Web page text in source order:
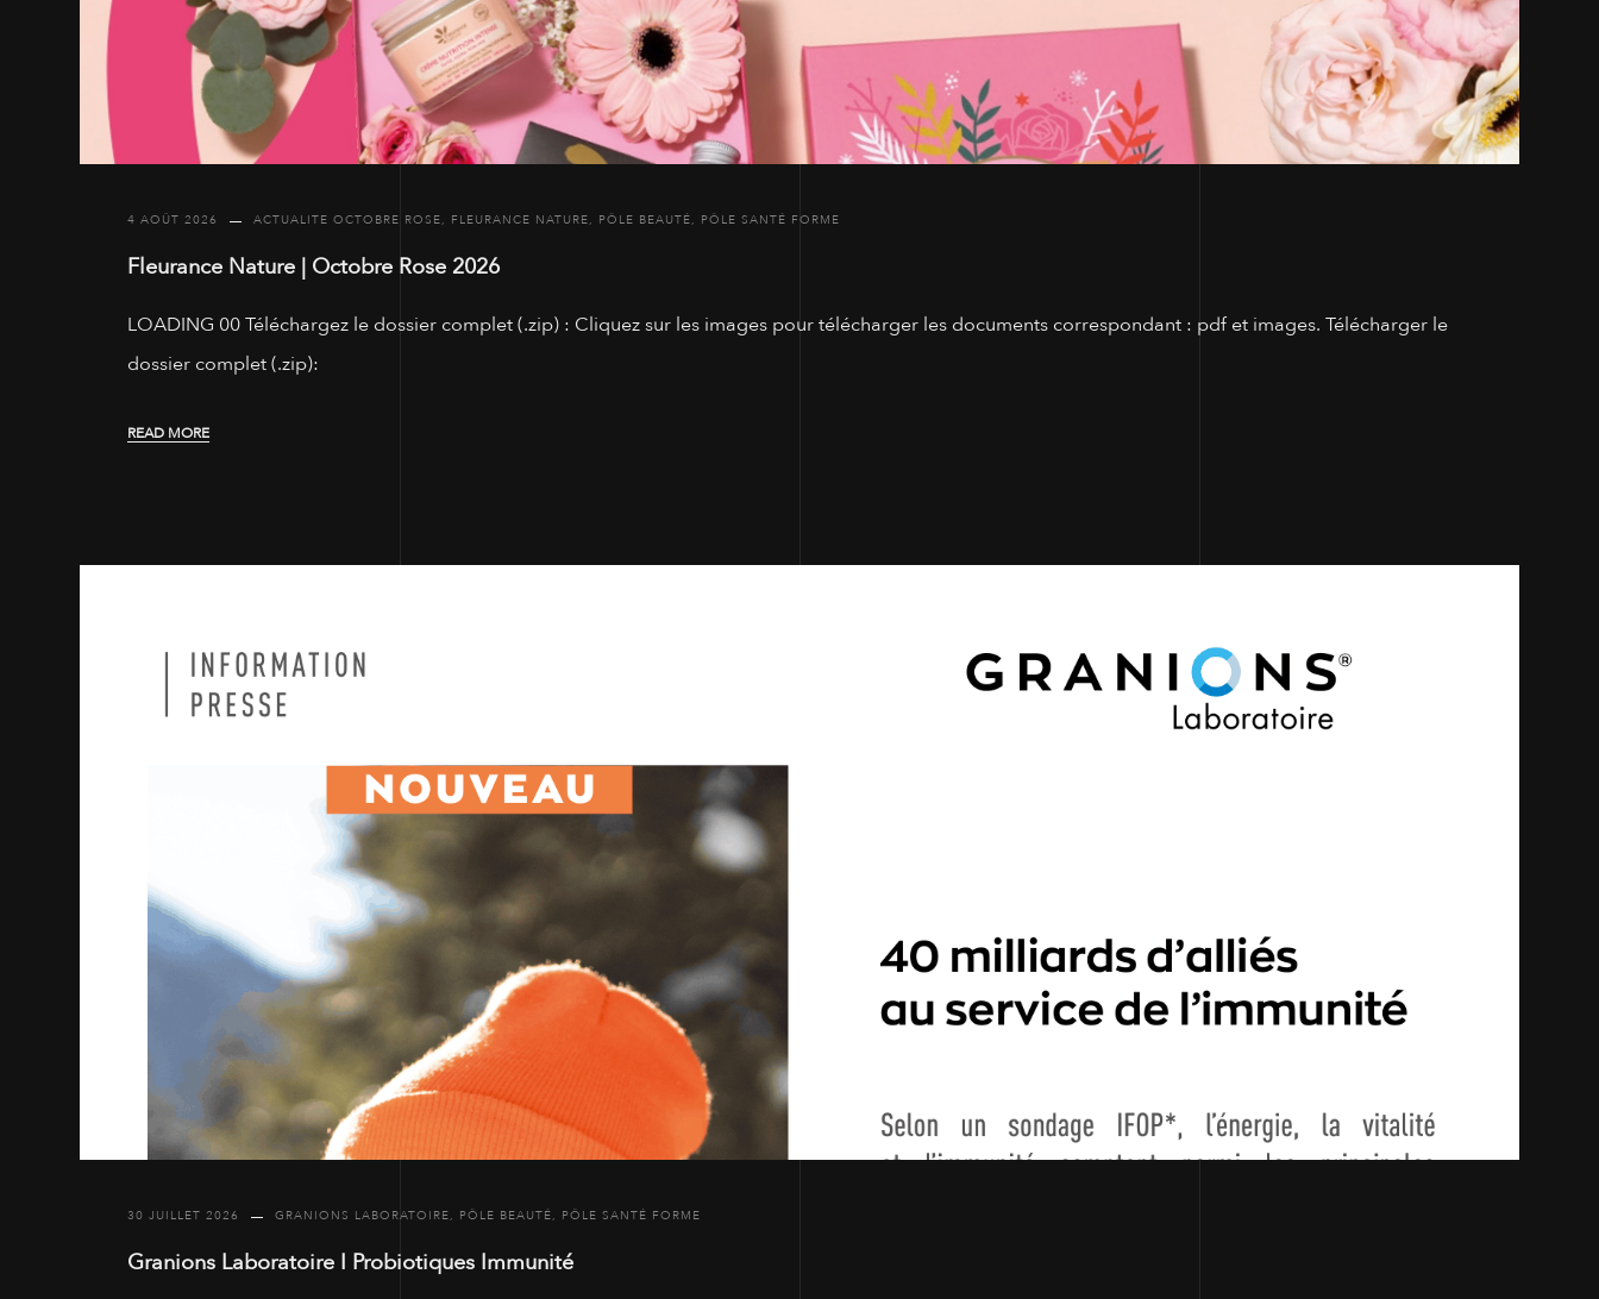
4 AOÛT 2026 ACTUALITE OCTOBRE ROSE, FLEURANCE NATURE, PÔLE BEAUTÉ, PÔLE SANTÉ FORME
Fleurance Nature | Octobre Rose 2026
LOADING 00 Téléchargez le dossier complet (.zip) : Cliquez sur les images pour télécharger les documents correspondant : pdf et images. Télécharger le
dossier complet (.zip):
READ MORE
30 JUILLET 2026 GRANIONS LABORATOIRE, PÔLE BEAUTÉ, PÔLE SANTÉ FORME
Granions Laboratoire I Probiotiques Immunité